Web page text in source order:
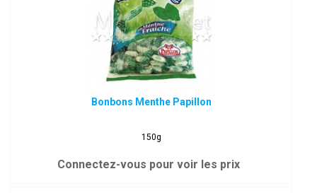
Bonbons Menthe Papillon
150g
Connectez-vous pour voir les prix